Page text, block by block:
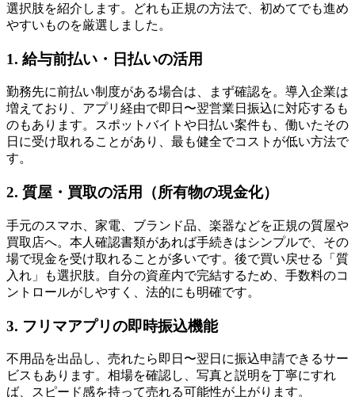
選択肢を紹介します。どれも正規の方法で、初めてでも進め
やすいものを厳選しました。
1. 給与前払い・日払いの活用
勤務先に前払い制度がある場合は、まず確認を。導入企業は
増えており、アプリ経由で即日〜翌営業日振込に対応するも
のもあります。スポットバイトや日払い案件も、働いたその
日に受け取れることがあり、最も健全でコストが低い方法で
す。
2. 質屋・買取の活用（所有物の現金化）
手元のスマホ、家電、ブランド品、楽器などを正規の質屋や
買取店へ。本人確認書類があれば手続きはシンプルで、その
場で現金を受け取れることが多いです。後で買い戻せる「質
入れ」も選択肢。自分の資産内で完結するため、手数料のコ
ントロールがしやすく、法的にも明確です。
3. フリマアプリの即時振込機能
不用品を出品し、売れたら即日〜翌日に振込申請できるサー
ビスもあります。相場を確認し、写真と説明を丁寧にすれ
ば、スピード感を持って売れる可能性が上がります。